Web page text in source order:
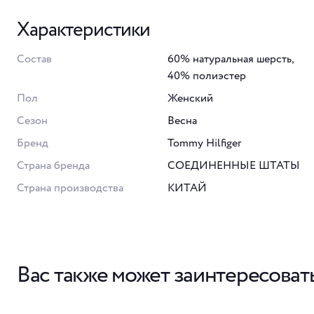
Характеристики
Состав
60% натуральная шерсть,
40% полиэстер
Пол
Женский
Сезон
Весна
Бренд
Tommy Hilfiger
Страна бренда
СОЕДИНЕННЫЕ ШТАТЫ
Страна производства
КИТАЙ
Вас также может